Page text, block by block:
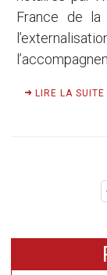
France de la
LIRE LA SUITE